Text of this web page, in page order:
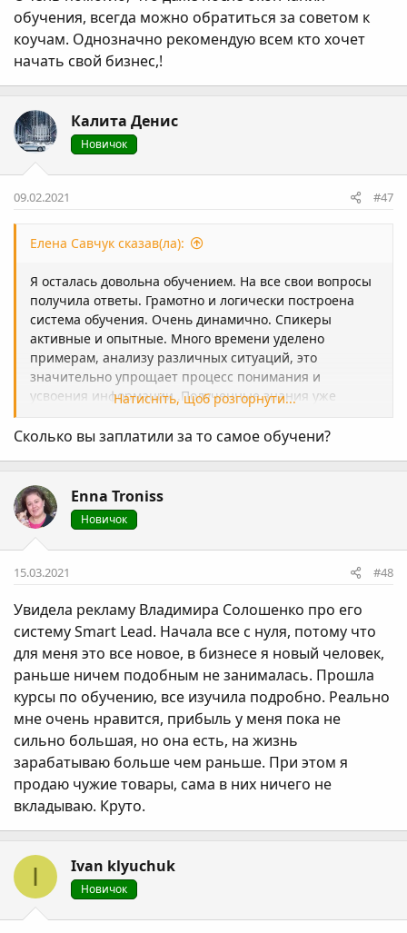
обучения, всегда можно обратиться за советом к
коучам. Однозначно рекомендую всем кто хочет
начать свой бизнес,!
Калита Денис
Новичок
09.02.2021 #47
Елена Савчук сказав(ла):
Я осталась довольна обучением. На все свои вопросы
получила ответы. Грамотно и логически построена
система обучения. Очень динамично. Спикеры
активные и опытные. Много времени уделено
примерам, анализу различных ситуаций, это
значительно упрощает процесс понимания и
усвоения информации .Полученные знания уже
Натисніть, щоб розгорнути...
Сколько вы заплатили за то самое обучени?
Еnna Troniss
Новичок
15.03.2021 #48
Увиделa рекламу Владимира Солошенко про его
систему Smart Lead. Началa все с нуля, потому что
для меня это все новое, в бизнесе я новый человек,
раньше ничем подобным не занималaсь. Прошла
курсы по обучению, все изучила подробно. Реально
мне очень нравится, прибыль у меня пока не
сильно большая, но она есть, на жизнь
зарабатываю больше чем раньше. При этом я
продаю чужие товары, сама в них ничего не
вкладываю. Круто.
I Ivan klyuchuk
Новичок